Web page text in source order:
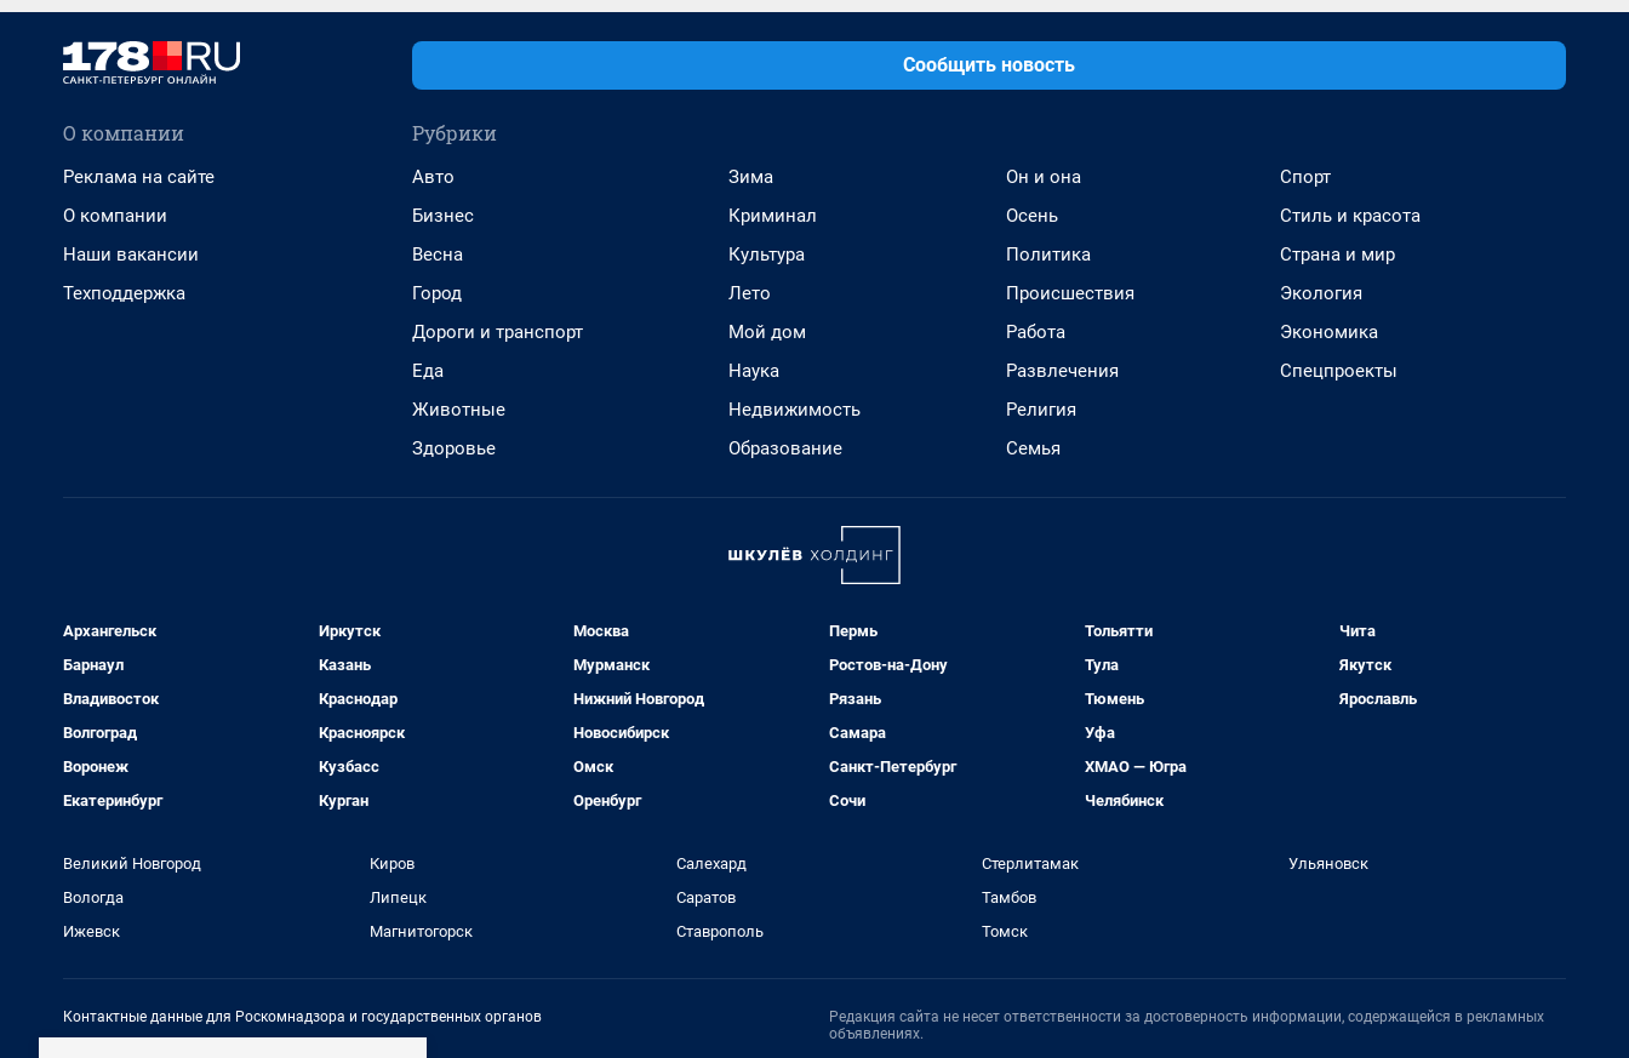
Сообщить новость
О компании
Реклама на сайте
О компании
Наши вакансии
Техподдержка
Рубрики
Авто
Бизнес
Весна
Город
Дороги и транспорт
Еда
Животные
Здоровье
Зима
Криминал
Культура
Лето
Мой дом
Наука
Недвижимость
Образование
Он и она
Осень
Политика
Происшествия
Работа
Развлечения
Религия
Семья
Спорт
Стиль и красота
Страна и мир
Экология
Экономика
Спецпроекты
Архангельск
Барнаул
Владивосток
Волгоград
Воронеж
Екатеринбург
Иркутск
Казань
Краснодар
Красноярск
Кузбасс
Курган
Москва
Мурманск
Нижний Новгород
Новосибирск
Омск
Оренбург
Пермь
Ростов-на-Дону
Рязань
Самара
Санкт-Петербург
Сочи
Тольятти
Тула
Тюмень
Уфа
ХМАО — Югра
Челябинск
Чита
Якутск
Ярославль
Великий Новгород
Вологда
Ижевск
Киров
Липецк
Магнитогорск
Салехард
Саратов
Ставрополь
Стерлитамак
Тамбов
Томск
Ульяновск
Контактные данные для Роскомнадзора и государственных органов
Редакция сайта не несет ответственности за достоверность информации, содержащейся в рекламных
объявлениях.